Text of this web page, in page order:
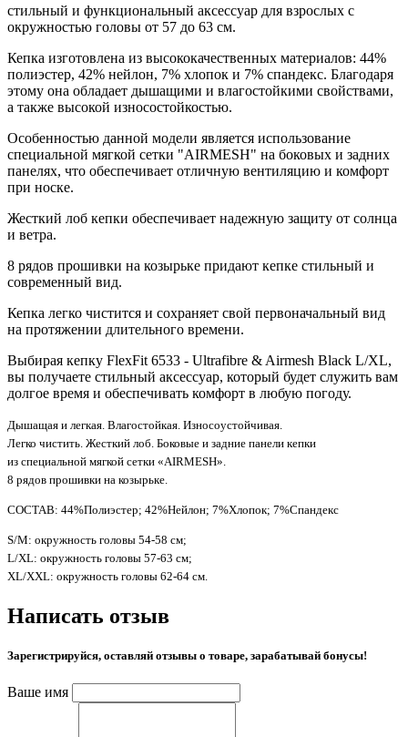
стильный и функциональный аксессуар для взрослых с
окружностью головы от 57 до 63 см.
Кепка изготовлена из высококачественных материалов: 44%
полиэстер, 42% нейлон, 7% хлопок и 7% спандекс. Благодаря
этому она обладает дышащими и влагостойкими свойствами,
а также высокой износостойкостью.
Особенностью данной модели является использование
специальной мягкой сетки "AIRMESH" на боковых и задних
панелях, что обеспечивает отличную вентиляцию и комфорт
при носке.
Жесткий лоб кепки обеспечивает надежную защиту от солнца
и ветра.
8 рядов прошивки на козырьке придают кепке стильный и
современный вид.
Кепка легко чистится и сохраняет свой первоначальный вид
на протяжении длительного времени.
Выбирая кепку FlexFit 6533 - Ultrafibre & Airmesh Black L/XL,
вы получаете стильный аксессуар, который будет служить вам
долгое время и обеспечивать комфорт в любую погоду.
Дышащая и легкая. Влагостойкая. Износоустойчивая.
Легко чистить. Жесткий лоб. Боковые и задние панели кепки
из специальной мягкой сетки «AIRMESH».
8 рядов прошивки на козырьке.
СОСТАВ: 44%Полиэстер; 42%Нейлон; 7%Хлопок; 7%Спандекс
S/M: окружность головы 54-58 см;
L/XL: окружность головы 57-63 см;
XL/XXL: окружность головы 62-64 см.
Написать отзыв
Зарегистрируйся, оставляй отзывы о товаре, зарабатывай бонусы!
Ваше имя